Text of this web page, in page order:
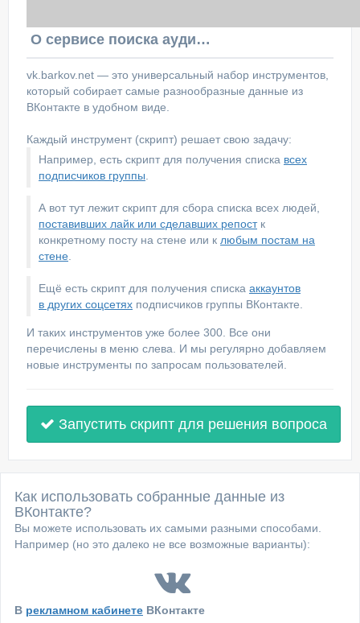
О сервисе поиска аудитории ВКонтакте
vk.barkov.net — это универсальный набор инструментов,
который собирает самые разнообразные данные из
ВКонтакте в удобном виде.
Каждый инструмент (скрипт) решает свою задачу:
Например, есть скрипт для получения списка всех
подписчиков группы
А вот тут лежит скрипт для сбора списка всех людей,
поставивших лайк или сделавших репостк
конкретному посту на стене или к любым постам на
стене
Ещё есть скрипт для получения списка аккаунтов
в других соцсетях подписчиков группы ВКонтакте.
И таких инструментов уже более 300. Все они
перечислены в меню слева. И мы регулярно добавляем
новые инструменты по запросам пользователей.
Запустить скрипт для решения вопроса
Как использовать собранные данные из
ВКонтакте?
Вы можете использовать их самыми разными способами.
Например (но это далеко не все возможные варианты):
В рекламном кабинете ВКонтакте